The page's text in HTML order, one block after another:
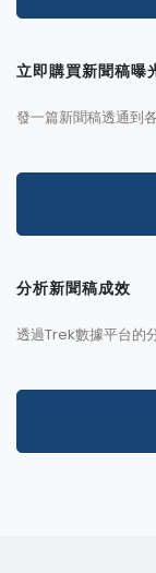
立即購買新聞稿曝
發一篇新聞稿透通到
分析新聞稿成效
透過Trek數據平台的